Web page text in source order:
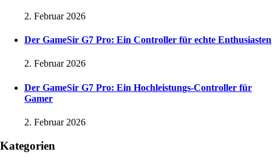
2. Februar 2026
Der GameSir G7 Pro: Ein Controller für echte Enthusiasten
2. Februar 2026
Der GameSir G7 Pro: Ein Hochleistungs-Controller für
Gamer
2. Februar 2026
Kategorien